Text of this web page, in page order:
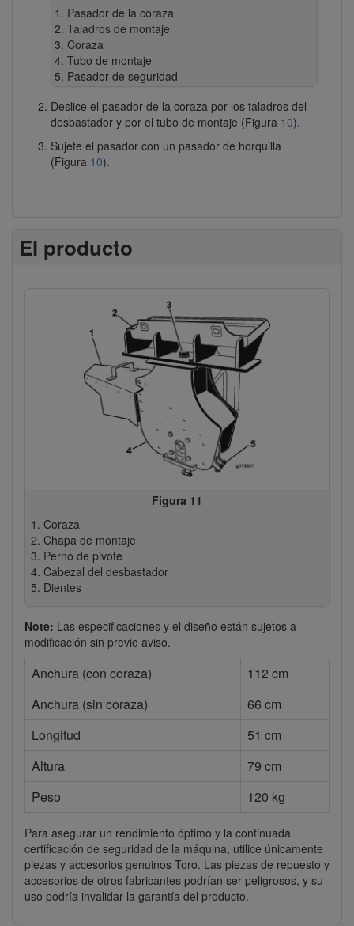
Pasador de la coraza
Taladros de montaje
Coraza
Tubo de montaje
Pasador de seguridad
Deslice el pasador de la coraza por los taladros del
desbastador y por el tubo de montaje (Figura 10).
Sujete el pasador con un pasador de horquilla
(Figura 10).
El producto
Figura 11
Coraza
Chapa de montaje
Perno de pivote
Cabezal del desbastador
Dientes
Note: Las especificaciones y el diseño están sujetos a
modificación sin previo aviso.
Anchura (con coraza)
112 cm
Anchura (sin coraza)
66 cm
Longitud
51 cm
Altura
79 cm
Peso
120 kg
Para asegurar un rendimiento óptimo y la continuada
certificación de seguridad de la máquina, utilice únicamente
piezas y accesorios genuinos Toro. Las piezas de repuesto y
accesorios de otros fabricantes podrían ser peligrosos, y su
uso podría invalidar la garantía del producto.